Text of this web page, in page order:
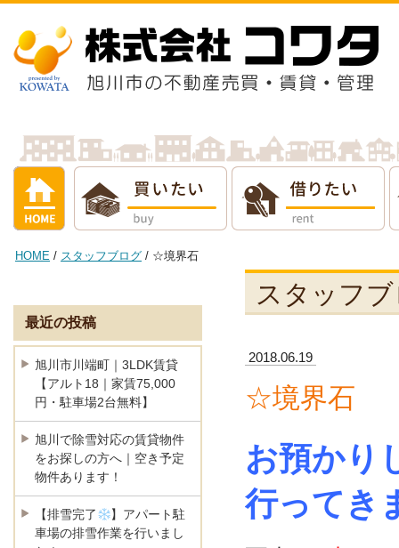
HOME / スタッフブログ / ☆境界石
スタッフ
2018.06.19
☆境界石
お預かり
行ってき
最近の投稿
旭川市川端町｜3LDK賃貸
【アルト18｜家賃75,000
円・駐車場2台無料】
旭川で除雪対応の賃貸物件
をお探しの方へ｜空き予定
物件あります！
【排雪完了
】アパート駐
車場の排雪作業を行いまし